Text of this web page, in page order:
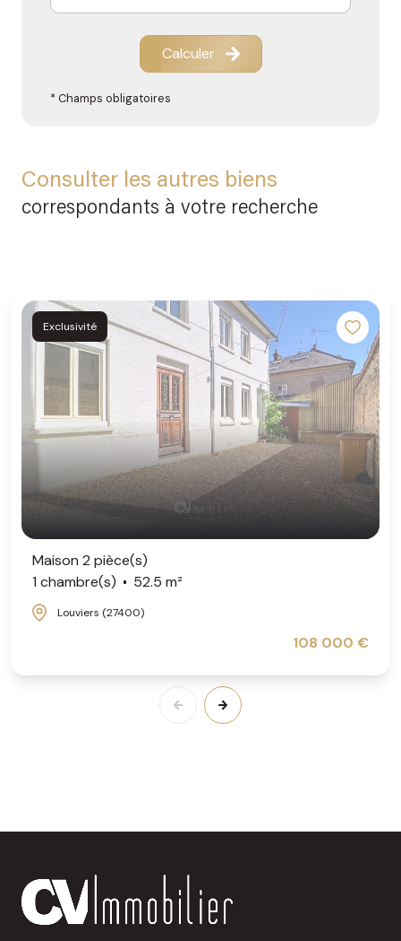
Calculer
* Champs obligatoires
Consulter les autres biens
correspondants à votre recherche
Exclusivité
Maison 2 pièce(s)
1 chambre(s)
52.5 m²
Louviers (27400)
108 000 €